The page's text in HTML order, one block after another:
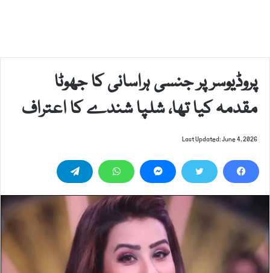
پروڈیوسر پر جنسی ہراسانی کا جھوٹا
مقدمہ کیا تھا، شلپا شندے کا اعتراف
Last Updated: June 4, 2026